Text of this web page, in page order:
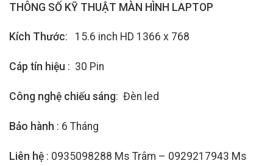
THÔNG SỐ KỸ THUẬT MÀN HÌNH LAPTOP
Kích Thước: 15.6 inch HD 1366 x 768
Cáp tín hiệu : 30 Pin
Công nghệ chiếu sáng: Đèn led
Bảo hành : 6 Tháng
Liên hệ : 0935098288 Ms Trâm – 0929217943 Ms